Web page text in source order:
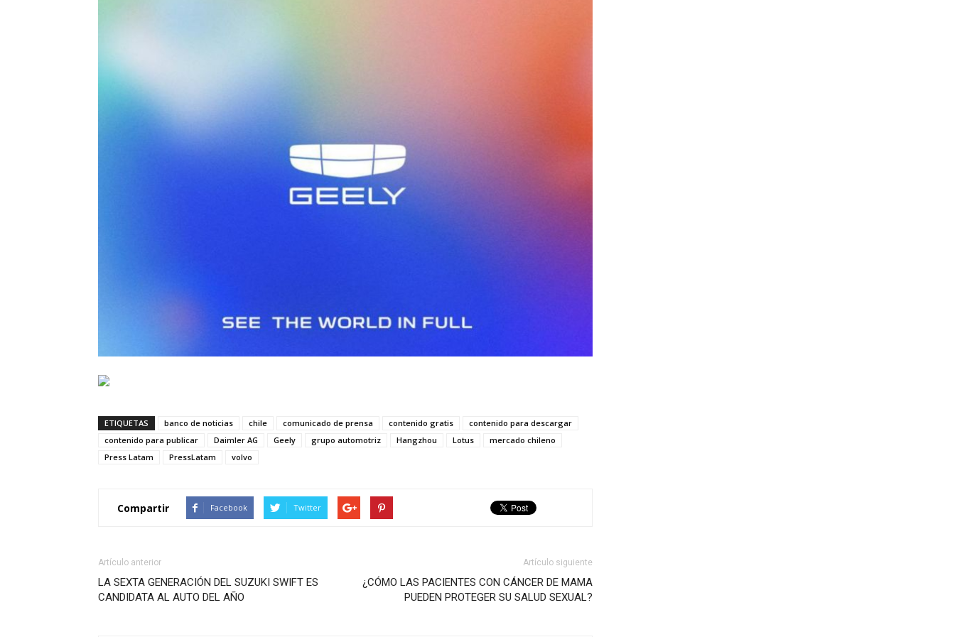
ETIQUETAS banco de noticias chile comunicado de prensa contenido gratis
contenido para descargar
contenido para publicar
Daimler AG Geely grupo automotriz Hangzhou Lotus
mercado chileno
Press Latam
PressLatam volvo
Compartir Facebook Twitter
Artículo anterior
LA SEXTA GENERACIÓN DEL SUZUKI SWIFT ES
CANDIDATA AL AUTO DEL AÑO
Artículo siguiente
¿CÓMO LAS PACIENTES CON CÁNCER DE MAMA
PUEDEN PROTEGER SU SALUD SEXUAL?